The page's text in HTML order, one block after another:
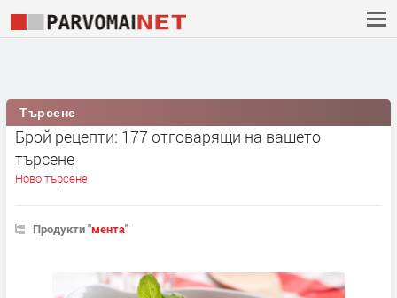
Търсене
Брой рецепти: 177 отговарящи на вашето
търсене
Ново търсене
Продукти "мента"